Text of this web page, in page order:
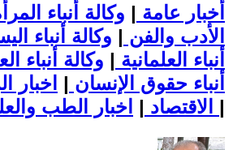
أخبار عامة | وكالة أنباء
الأدب والفن | وكالة أنباء
أنباء العلمانية | وكالة أنباء
أنباء حقوق الإنسان | اخبار
الاقتصاد | |